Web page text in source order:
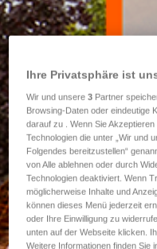
Ihre Privatsphäre ist
Wir und unsere3 Partner
Browsing-Daten oder eindeutige
darauf zu . Wenn Sie
Technologien die unter „Wir und
Folgendes bereitzustellen“
von Alle ablehnen oder durch
Technologien deaktiviert. Wenn
möglicherweise Inhalte und
können dieses Menü jederzeit
oder Ihre Einwilligung zu
unten auf der Webseite klicken.
Weitere Informationen finden Sie